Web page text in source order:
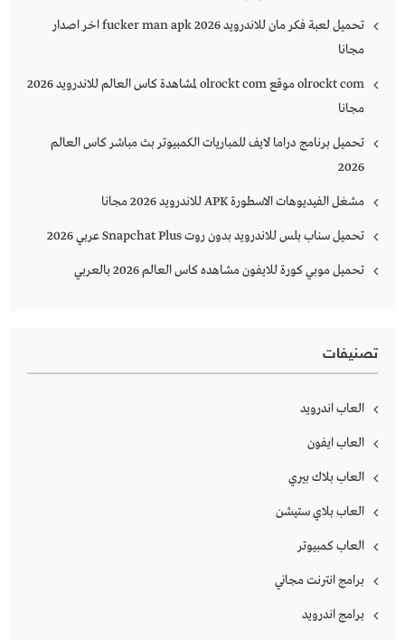
تحميل لعبة فكر مان للاندرويد 2026 fucker man apk اخر اصدار
مجانا
olrockt com موقع olrockt com لمشاهدة كاس العالم للاندرويد 2026
مجانا
تحميل برنامج دراما لايف للمباريات الكمبيوتر بث مباشر كاس العالم
2026
مشغل الفيديوهات الاسطورة APK للاندرويد 2026 مجانا
تحميل سناب بلس للاندرويد بدون روت Snapchat Plus‏ عربي 2026
تحميل موبي كورة للايفون مشاهده كاس العالم 2026 بالعربي
تصنيفات
العاب اندرويد
العاب ايفون
العاب بلاك بيري
العاب بلاي ستيشن
العاب كمبيوتر
برامج انترنت مجاني
برامج اندرويد